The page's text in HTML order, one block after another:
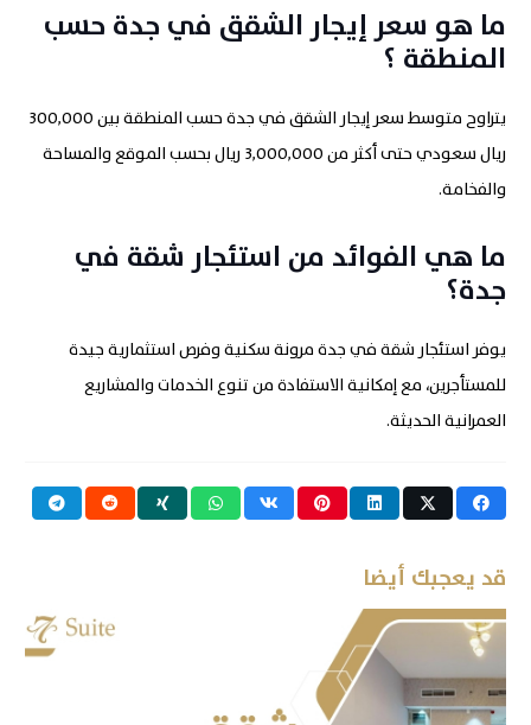
ما هو سعر إيجار الشقق في جدة حسب
المنطقة ؟
يتراوح متوسط سعر إيجار الشقق في جدة حسب المنطقة بين 300,000
ريال سعودي حتى أكثر من 3,000,000 ريال بحسب الموقع والمساحة
والفخامة.
ما هي الفوائد من استئجار شقة في
جدة؟​
يوفر استئجار شقة في جدة مرونة سكنية وفرص استثمارية جيدة
للمستأجرين، مع إمكانية الاستفادة من تنوع الخدمات والمشاريع
العمرانية الحديثة.
قد يعجبك أيضا